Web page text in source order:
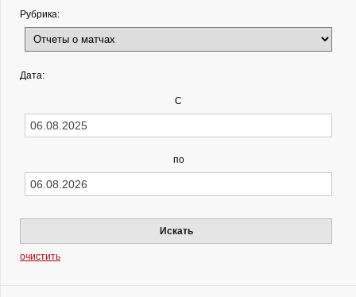
Рубрика:
Дата:
С
по
Искать
очистить